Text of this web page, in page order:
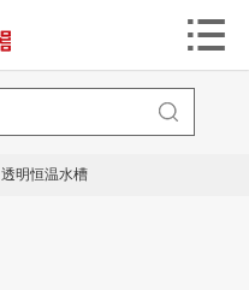

透明恒温水槽